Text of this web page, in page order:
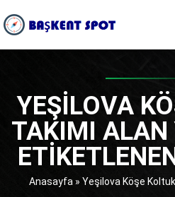
YEŞILOVA
TAKIMI ALAN
Anasayfa » Yeşilova Köşe